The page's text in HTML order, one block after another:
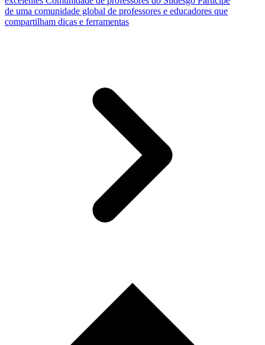
de uma comunidade global de professores e educadores que
compartilham dicas e ferramentas